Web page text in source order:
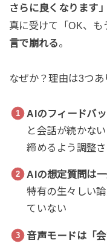
さらに良くなります」
真に受けて「OK、も
言で崩れる。
なぜか？理由は3つあ
AIのフィードバ
と会話が続かな
締めるよう調整
AIの想定質問は
特有の生々しい
ていない
音声モードは「